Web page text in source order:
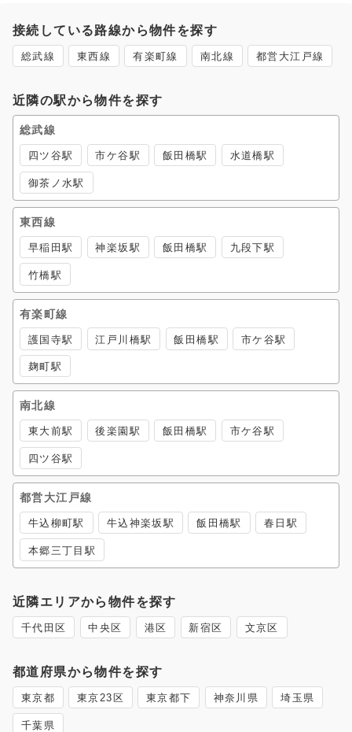
接続している路線から物件を探す
総武線 東西線 有楽町線 南北線 都営大江戸線
近隣の駅から物件を探す
総武線
四ツ谷駅 市ケ谷駅 飯田橋駅 水道橋駅
御茶ノ水駅
東西線
早稲田駅 神楽坂駅 飯田橋駅 九段下駅
竹橋駅
有楽町線
護国寺駅 江戸川橋駅 飯田橋駅 市ケ谷駅
麹町駅
南北線
東大前駅 後楽園駅 飯田橋駅 市ケ谷駅
四ツ谷駅
都営大江戸線
牛込柳町駅 牛込神楽坂駅 飯田橋駅 春日駅
本郷三丁目駅
近隣エリアから物件を探す
千代田区 中央区 港区 新宿区 文京区
都道府県から物件を探す
東京都 東京23区 東京都下 神奈川県 埼玉県
千葉県